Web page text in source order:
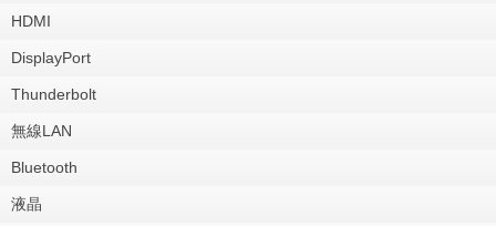
HDMI
DisplayPort
Thunderbolt
無線LAN
Bluetooth
液晶